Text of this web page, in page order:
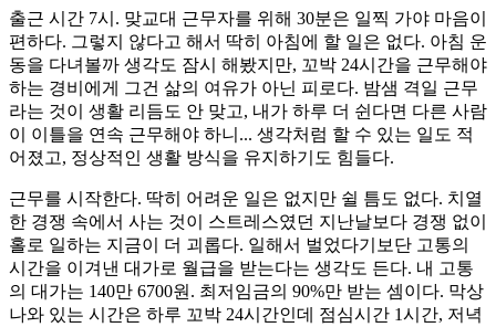
출근 시간 7시. 맞교대 근무자를 위해 30분은 일찍 가야 마음이
편하다. 그렇지 않다고 해서 딱히 아침에 할 일은 없다. 아침 운
동을 다녀볼까 생각도 잠시 해봤지만, 꼬박 24시간을 근무해야
하는 경비에게 그건 삶의 여유가 아닌 피로다. 밤샘 격일 근무
라는 것이 생활 리듬도 안 맞고, 내가 하루 더 쉰다면 다른 사람
이 이틀을 연속 근무해야 하니... 생각처럼 할 수 있는 일도 적
어졌고, 정상적인 생활 방식을 유지하기도 힘들다.
근무를 시작한다. 딱히 어려운 일은 없지만 쉴 틈도 없다. 치열
한 경쟁 속에서 사는 것이 스트레스였던 지난날보다 경쟁 없이
홀로 일하는 지금이 더 괴롭다. 일해서 벌었다기보단 고통의
시간을 이겨낸 대가로 월급을 받는다는 생각도 든다. 내 고통
의 대가는 140만 6700원. 최저임금의 90%만 받는 셈이다. 막상
나와 있는 시간은 하루 꼬박 24시간인데 점심시간 1시간, 저녁